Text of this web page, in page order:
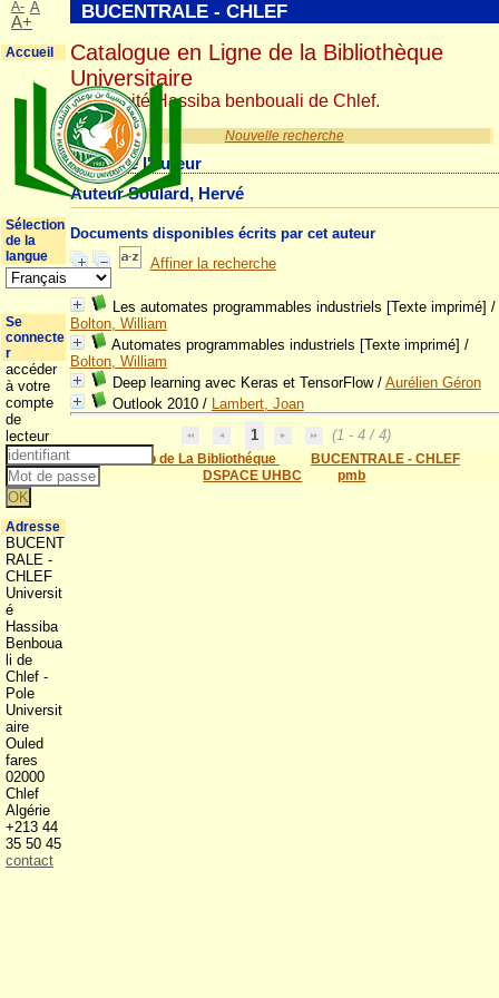
Nouvelle recherche
Détail de l'auteur
Auteur Soulard, Hervé
Documents disponibles écrits par cet auteur
Affiner la recherche
Les automates programmables industriels [Texte imprimé] /
Bolton, William
Automates programmables industriels [Texte imprimé] /
Bolton, William
Deep learning avec Keras et TensorFlow/ Aurélien Géron
Outlook 2010/ Lambert, Joan
1
(1 - 4 / 4)
Site Web de La Bibliothéque
BUCENTRALE - CHLEF
DSPACE UHBC
pmb
BUCENTRALE - CHLEF
Catalogue en Ligne de la Bibliothèque
Universitaire
Université Hassiba benbouali de Chlef.
A- A
A+
Accueil
Sélection
de la
langue
Se
connecte
r
accéder
à votre
compte
de
lecteur
Adresse
BUCENT
RALE -
CHLEF
Universit
é
Hassiba
Benboua
li de
Chlef -
Pole
Universit
aire
Ouled
fares
02000
Chlef
Algérie
+213 44
35 50 45
contact